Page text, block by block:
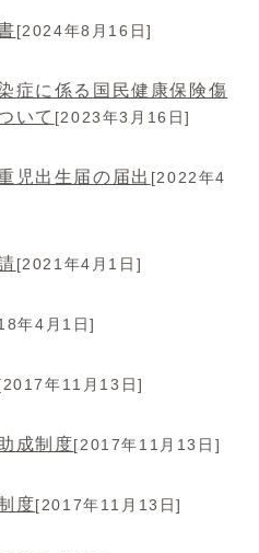
[2024年8月16日]
症に係る国民健康保険傷
いて [2023年3月16日]
児出生届の届出 [2022年4
[2021年4月1日]
年4月1日]
年11月13日]
成制度[2017年11月13日]
度[2017年11月13日]